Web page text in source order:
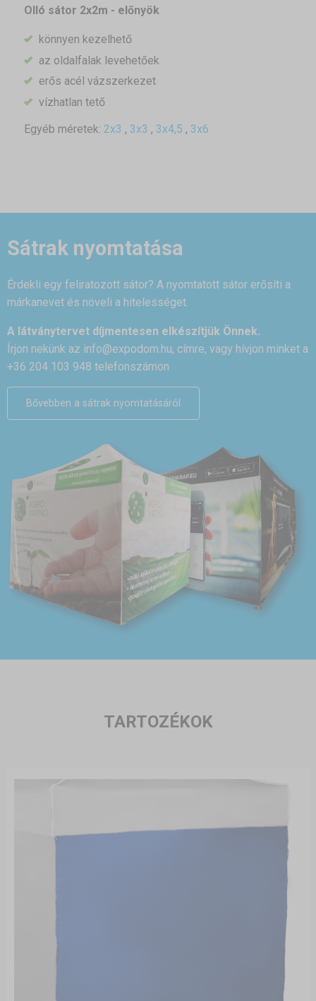
Olló sátor 2x2m - előnyök
könnyen kezelhető
az oldalfalak levehetőek
erős acél vázszerkezet
vízhatlan tető
Egyéb méretek: 2x3 , 3x3 , 3x4,5 , 3x6
Sátrak nyomtatása
Érdekli egy feliratozott sátor? A nyomtatott sátor erősíti a
márkanevet és növeli a hitelességet.
A látványtervet díjmentesen elkészítjük Önnek.
Írjon nekünk az info@expodom.hu, címre, vagy hívjon minket a
+36 204 103 948 telefonszámon
Bővebben a sátrak nyomtatásáról
TARTOZÉKOK